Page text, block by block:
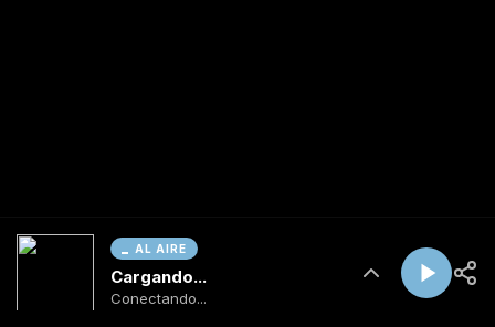
AL AIRE
Cargando...
Conectando...